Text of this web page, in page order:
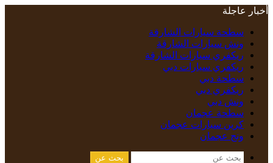
أخبار عاجلة
سطحة سيارات الشارقة
ونش سيارات الشارقة
ريكفري سيارات الشارقة
ريكفري سيارات دبي
سطحة دبي
ريكفري دبي
ونش دبي
سطحة عجمان
كرين سيارات عجمان
ونج عجمان
بحث عن